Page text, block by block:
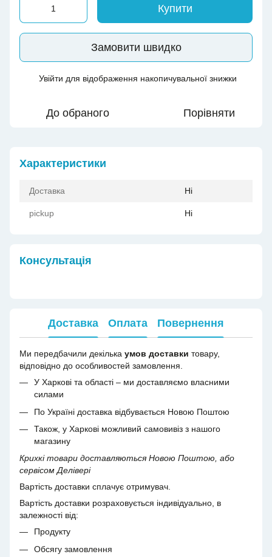
Купити
Замовити швидко
Увійти для відображення накопичувальної знижки
До обраного Порівняти
Характеристики
Доставка Ні
pickup Ні
Консультація
Доставка Оплата Повернення
Ми передбачили декілька умов доставки товару,
відповідно до особливостей замовлення.
У Харкові та області – ми доставляємо власними
силами
По Україні доставка відбувається Новою Поштою
Також, у Харкові можливий самовивіз з нашого
магазину
Крихкі товари доставляються Новою Поштою, або
сервісом Делівері
Вартість доставки сплачує отримувач.
Вартість доставки розраховується індивідуально, в
залежності від:
Продукту
Обсягу замовлення